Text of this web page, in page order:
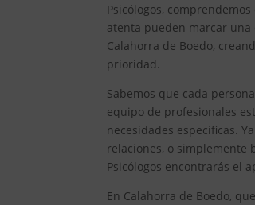
Psicólogos,
atenta pueden marcar una
Calahorra de Boedo,
prioridad.
Sabemos que cada
equipo de profesionales
necesidades específicas.
relaciones, o simplemente
Psicólogos encontrarás el
En Calahorra de Boedo,